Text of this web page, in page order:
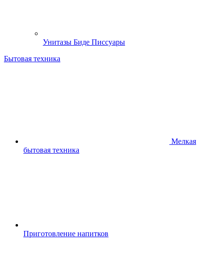
Унитазы Биде Писсуары
Бытовая техника
Мелкая
бытовая техника
Приготовление напитков